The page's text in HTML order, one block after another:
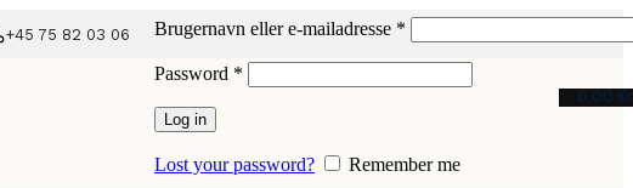
+45 75 82 03 06 Brugernavn eller e-mailadresse *
Password *
Log in
Lost your password? Remember me
0,00